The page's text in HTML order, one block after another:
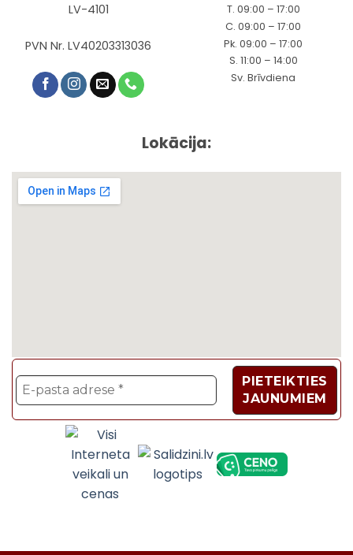
LV-4101
PVN Nr. LV40203313036
T. 09:00 – 17:00
C. 09:00 – 17:00
Pk. 09:00 – 17:00
S. 11:00 – 14:00
Sv. Brīvdiena
Lokācija: